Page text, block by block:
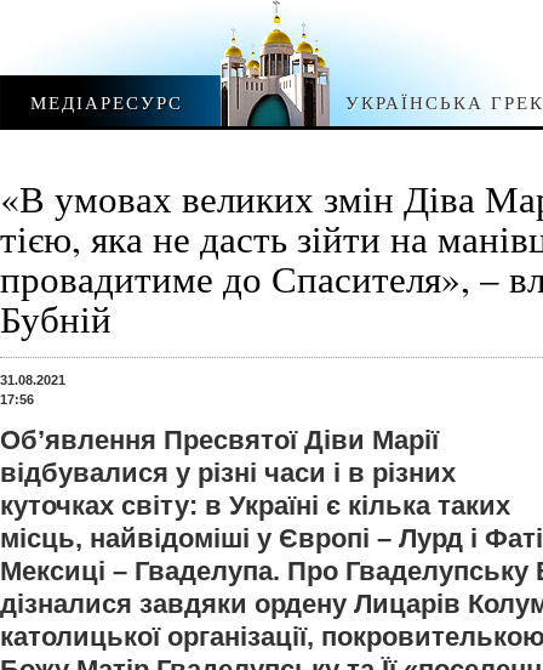
МЕДІАРЕСУРС УКРАЇНСЬКА
«В умовах великих змін Діва
тією, яка не дасть зійти на
провадитиме до Спасителя», –
Бубній
31.08.2021
17:56
Об’явлення Пресвятої Діви Марії
відбувалися у різні часи і в різних
куточках світу: в Україні є кілька таких
місць, найвідоміші у Європі – Лурд і
Мексиці – Гваделупа. Про Гваделупську
дізналися завдяки ордену Лицарів
католицької організації,